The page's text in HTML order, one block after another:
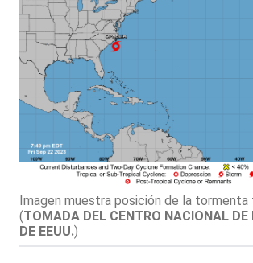
Imagen muestra posición de la
(TOMADA DEL CENTRO NACIONAL DE
DE EEUU.)